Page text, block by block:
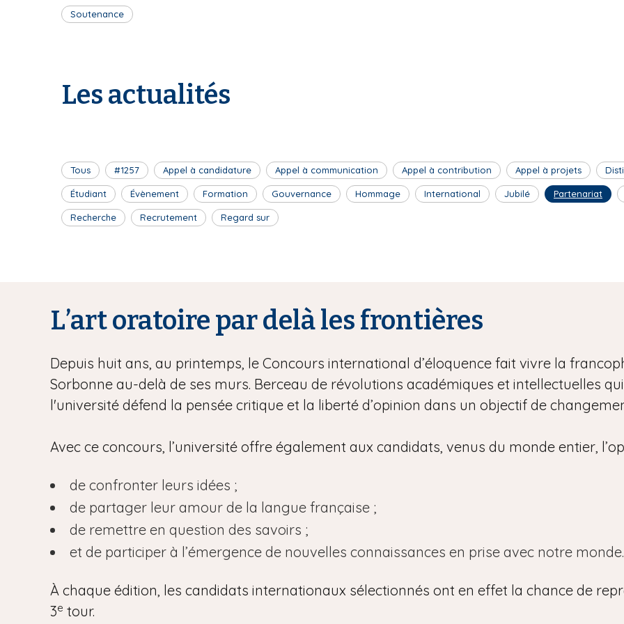
Soutenance
Les actualités
Tous #1257 Appel à candidature Appel à communication Appel à contribution Appel à projets
Étudiant Évènement Formation Gouvernance Hommage International Jubilé Partenariat
Recherche Recrutement Regard sur
L’art oratoire par delà les frontières
Depuis huit ans, au printemps, le Concours international d’éloquence fait vivre la
Sorbonne au-delà de ses murs. Berceau de révolutions académiques et intellectuelles
l'université défend la pensée critique et la liberté d’opinion dans un objectif de
Avec ce concours, l’université offre également aux candidats, venus du monde entier,
de confronter leurs idées ;
de partager leur amour de la langue française ;
de remettre en question des savoirs ;
et de participer à l’émergence de nouvelles connaissances en prise avec notre monde.
À chaque édition, les candidats internationaux sélectionnés ont en effet la chance de
3e tour.